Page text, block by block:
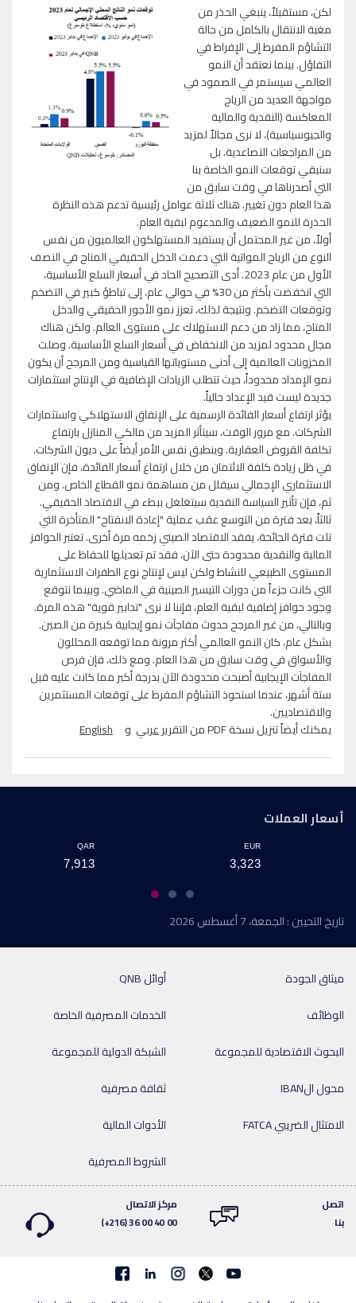
لكن، مستقبلاً، ينبغي الحذر من
مغبة الانتقال بالكامل من حالة
التشاؤم المفرط إلى الإفراط في
التفاؤل. بينما نعتقد أن النمو
العالمي سيستمر في الصمود في
مواجهة العديد من الرياح
المعاكسة (النقدية والمالية
والجيوسياسية)، لا نرى مجالاً لمزيد
من المراجعات التصاعدية. بل
سنبقي توقعات النمو الخاصة بنا
التي أصدرناها في وقت سابق من
هذا العام دون تغيير. هناك ثلاثة عوامل رئيسية تدعم هذه النظرة
الحذرة للنمو الضعيف والمدعوم لبقية العام.
أولاً، من غير المحتمل أن يستفيد المستهلكون العالميون من نفس
النوع من الرياح المواتية التي دعمت الدخل الحقيقي المتاح في النصف
الأول من عام 2023. أدى التصحيح الحاد في أسعار السلع الأساسية،
التي انخفضت بأكثر من 30% في حوالي عام، إلى تباطؤ كبير في التضخم
وتوقعات التضخم. ونتيجة لذلك، تعزز نمو الأجور الحقيقي والدخل
المتاح، مما زاد من دعم الاستهلاك على مستوى العالم. ولكن هناك
مجال محدود لمزيد من الانخفاض في أسعار السلع الأساسية. وصلت
المخزونات العالمية إلى أدنى مستوياتها القياسية ومن المرجح أن يكون
نمو الإمداد محدوداً، حيث تتطلب الزيادات الإضافية في الإنتاج استثمارات
جديدة ليست قيد الإعداد حالياً.
يؤثر ارتفاع أسعار الفائدة الرسمية على الإنفاق الاستهلاكي واستثمارات
الشركات. مع مرور الوقت، سيتأثر المزيد من مالكي المنازل بارتفاع
تكلفة القروض العقارية. وينطبق نفس الأمر أيضاً على ديون الشركات.
في ظل زيادة كلفة الائتمان من خلال ارتفاع أسعار الفائدة، فإن الإنفاق
الاستثماري الإجمالي سيقلل من مساهمة نمو القطاع الخاص. ومن
ثم، فإن تأثير السياسة النقدية سيتغلغل ببطء في الاقتصاد الحقيقي.
ثالثاً، بعد فترة من التوسع عقب عملية "إعادة الانفتاح" المتأخرة التي
تلت فترة الجائحة، يفقد الاقتصاد الصيني زخمه مرة أخرى. تعتبر الحوافز
المالية والنقدية محدودة حتى الآن، فقد تم تعديلها للحفاظ على
المستوى الطبيعي للنشاط ولكن ليس لإنتاج نوع الطفرات الاستثمارية
التي كانت جزءاً من دورات التيسير الصينية في الماضي. وبينما نتوقع
وجود حوافز إضافية لبقية العام، فإننا لا نرى "تدابير قوية" هذه المرة.
وبالتالي، من غير المرجح حدوث مفاجآت نمو إيجابية كبيرة من الصين.
بشكل عام، كان النمو العالمي أكثر مرونة مما توقعه المحللون
والأسواق في وقت سابق من هذا العام. ومع ذلك، فإن فرص
المفاجآت الإيجابية أصبحت محدودة الآن بدرجة أكبر مما كانت عليه قبل
ستة أشهر، عندما استحوذ التشاؤم المفرط على توقعات المستثمرين
والاقتصاديين.
يمكنك أيضاً تنزيل نسخة PDF من التقرير
عربي و English
أسعار العملات
QAR
7,913
EUR
3,323
تاريخ التحيين : الجمعة، 7 أغسطس 2026
أوائل QNB
ميثاق الجودة
الخدمات المصرفية الخاصة
الوظائف
الشبكة الدولية للمجموعة
البحوث الاقتصادية للمجموعة
ثقافة مصرفية
محول الIBAN
الأدوات المالية
الامتثال الضريبي FATCA
الشروط المصرفية
اتصل
بنا
مركز الاتصال
(+216) 36 00 40 00
Facebooklinkedin